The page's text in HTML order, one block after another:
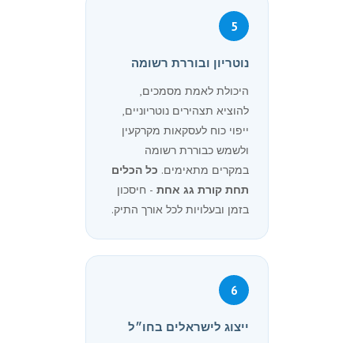
5
נוטריון ובוררת רשומה
היכולת לאמת מסמכים,
להוציא תצהירים נוטריוניים,
ייפוי כוח לעסקאות מקרקעין
ולשמש כבוררת רשומה
במקרים מתאימים. כל הכלים
תחת קורת גג אחת - חיסכון
בזמן ובעלויות לכל אורך התיק.
6
ייצוג לישראלים בחו״ל